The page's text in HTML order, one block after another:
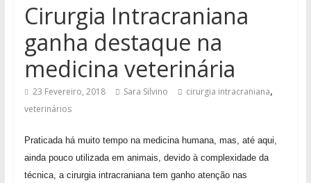
Cirurgia Intracraniana
ganha destaque na
medicina veterinária
23 Fevereiro, 2018 Sara Silvino cirurgia intracraniana,
veterinários
Praticada há muito tempo na medicina humana, mas, até aqui,
ainda pouco utilizada em animais, devido à complexidade da
técnica, a cirurgia intracraniana tem ganho atenção nas